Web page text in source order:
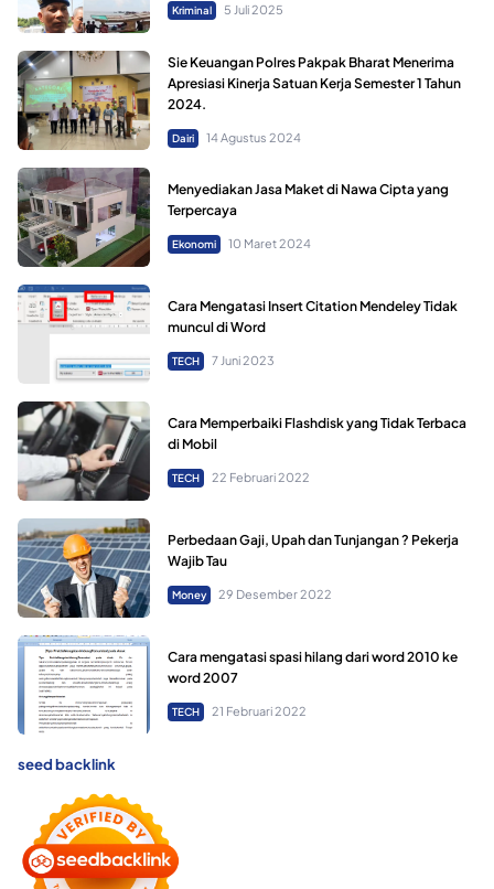
Kriminal 5 Juli 2025
Sie Keuangan Polres Pakpak Bharat Menerima
Apresiasi Kinerja Satuan Kerja Semester 1 Tahun
2024.
Dairi 14 Agustus 2024
Menyediakan Jasa Maket di Nawa Cipta yang
Terpercaya
Ekonomi 10 Maret 2024
Cara Mengatasi Insert Citation Mendeley Tidak
muncul di Word
TECH 7 Juni 2023
Cara Memperbaiki Flashdisk yang Tidak Terbaca
di Mobil
TECH 22 Februari 2022
Perbedaan Gaji, Upah dan Tunjangan ? Pekerja
Wajib Tau
Money 29 Desember 2022
Cara mengatasi spasi hilang dari word 2010 ke
word 2007
TECH 21 Februari 2022
seed backlink